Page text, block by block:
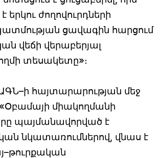
երկու ժողովուրդների
ցավագին հարցում
վեճի վերաբերյալ
տեսակետը»։
հայտարարության մեջ
«Օբամայի միակողմանի
պայմանավորված է
նկատառումներով, վնաս է